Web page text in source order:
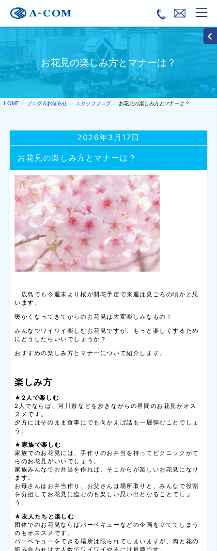
お花見の楽しみ方とマナーは？
HOME ブログ＆お知らせ スタッフブログ お花見の楽しみ方とマナーは？
お花見の楽しみ方とマナーは？
2026年3月17日
広島でも今週末より桜が開花予定で来週は見ごろの頃かと思
います。
暖かくなってきてからのお花見は大変楽しみなもの！
みんなでワイワイ楽しむお花見ですが、もっと楽しくするため
にどうしたらいいでしょうか？
おすすめの楽しみ方とマナーについて紹介します。
楽しみ方
★2人で楽しむ
2人でならば、河川敷などを歩きながらの昼間のお花見がオス
スメです。
夕方にはそのまま食事にでも向かえば話も一層弾むことでしょ
う。
★家族で楽しむ
家族でのお花見には、手作りのお弁当を持ってピクニックがて
らのお花見がいいでしょう。
家族みんなでお弁当を作れば、そこからが楽しいお花見になり
ます。
お母さんはお弁当作り、お父さんは場所取りと、みんなで役割
を分担してお花見に臨むのも楽しい思い出となることでしょ
う。
★友人たちと楽しむ
団体でのお花見ならばバーベキューなどの企画を立ててしまう
のもオススメです。
バーベキューをできる場所は限られてしまいますが、肉と花の
組み合わせは大人数でワイワイやるには最適です。